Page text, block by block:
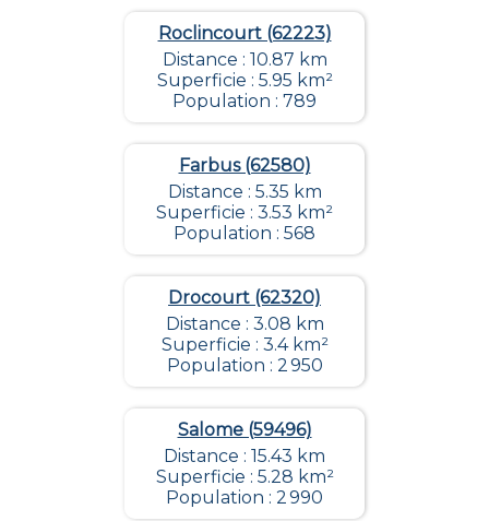
Roclincourt (62223)
Distance : 10.87 km
Superficie : 5.95 km²
Population : 789
Farbus (62580)
Distance : 5.35 km
Superficie : 3.53 km²
Population : 568
Drocourt (62320)
Distance : 3.08 km
Superficie : 3.4 km²
Population : 2 950
Salome (59496)
Distance : 15.43 km
Superficie : 5.28 km²
Population : 2 990